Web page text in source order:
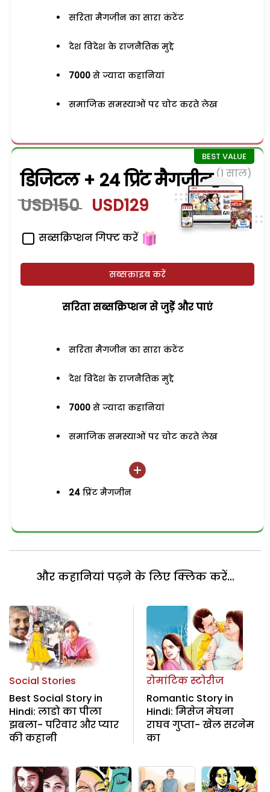
सरिता मैगजीन का सारा कंटेंट
देश विदेश के राजनैतिक मुद्दे
7000 से ज्यादा कहानियां
समाजिक समस्याओं पर चोट करते लेख
डिजिटल + 24 प्रिंट मैगजीन (1 साल)
USD150 USD129
सब्सक्रिप्शन गिफ्ट करें
सब्सक्राइब करें
सरिता सब्सक्रिप्शन से जुड़ेें और पाएं
सरिता मैगजीन का सारा कंटेंट
देश विदेश के राजनैतिक मुद्दे
7000 से ज्यादा कहानियां
समाजिक समस्याओं पर चोट करते लेख
24 प्रिंट मैगजीन
और कहानियां पढ़ने के लिए क्लिक करें...
Social Stories
Best Social Story in
Hindi: लाडो का पीला
झबला- परिवार और प्यार
की कहानी
रोमांटिक स्टोरीज
Romantic Story in
Hindi: मिसेज मेघना
राघव गुप्ता- खेल सरनेम
का